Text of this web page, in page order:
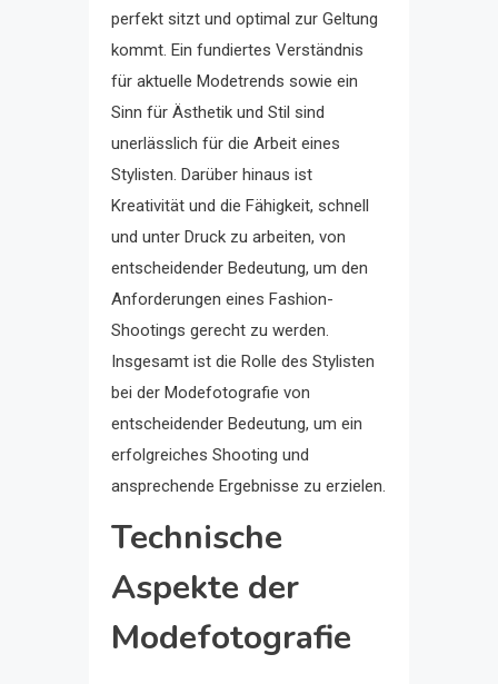
perfekt sitzt und optimal zur Geltung
kommt. Ein fundiertes Verständnis
für aktuelle Modetrends sowie ein
Sinn für Ästhetik und Stil sind
unerlässlich für die Arbeit eines
Stylisten. Darüber hinaus ist
Kreativität und die Fähigkeit, schnell
und unter Druck zu arbeiten, von
entscheidender Bedeutung, um den
Anforderungen eines Fashion-
Shootings gerecht zu werden.
Insgesamt ist die Rolle des Stylisten
bei der Modefotografie von
entscheidender Bedeutung, um ein
erfolgreiches Shooting und
ansprechende Ergebnisse zu erzielen.
Technische
Aspekte der
Modefotografie